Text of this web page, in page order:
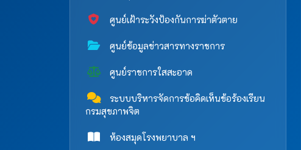
ศูนย์เฝ้าระวังป้องกันการฆ่าตัวตาย
ศูนย์ข้อมูลข่าวสารทางราชการ
ศูนย์ราชการใสสะอาด
ระบบบริหารจัดการข้อคิดเห็นข้อร้องเรียน
กรมสุขภาพจิต
ห้องสมุดโรงพยาบาล ฯ